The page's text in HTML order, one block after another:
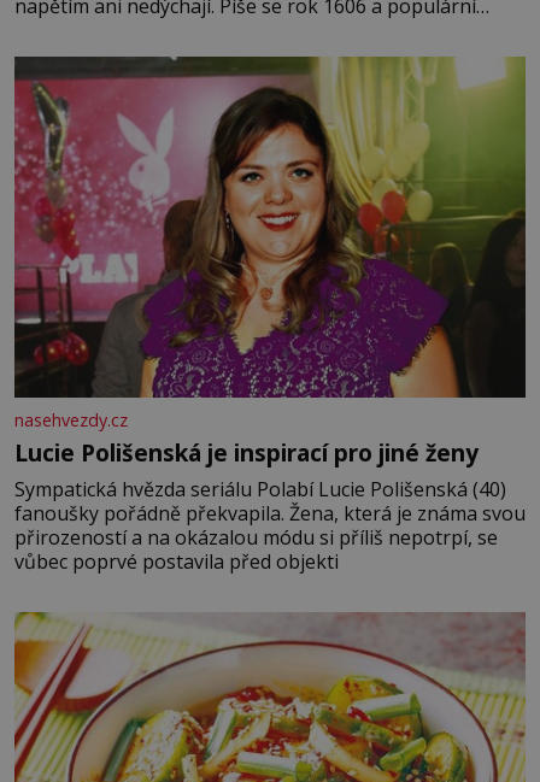
napětím ani nedýchají. Píše se rok 1606 a populární
Tragédii o Macbethovi. Napsal ji pro krále Jakuba I., jenž
v roce 1603 vystřídal
nasehvezdy.cz
Lucie Polišenská je inspirací pro jiné ženy
Sympatická hvězda seriálu Polabí Lucie Polišenská (40)
fanoušky pořádně překvapila. Žena, která je známa svou
přirozeností a na okázalou módu si příliš nepotrpí, se
vůbec poprvé postavila před objekti